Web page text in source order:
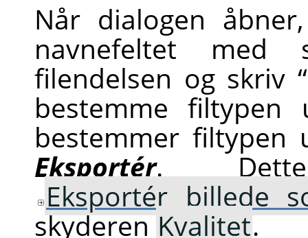
Når dialogen
navnefeltet med
filendelsen og skriv “
bestemme
bestemmer filtypen
Eksportér.
Eksportér billede
skyderenKvalitet.